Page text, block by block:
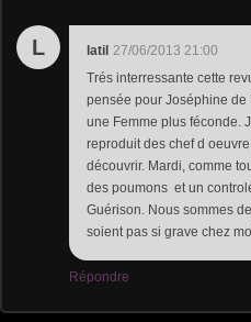
L latil 27/06/2013 21:00
Trés interressante cette
pensée pour Joséphine
une Femme plus féconde.
reproduit des chef d
découvrir. Mardi, comme
des poumons et un
Guérison. Nous sommes
soient pas si grave chez
Répondre